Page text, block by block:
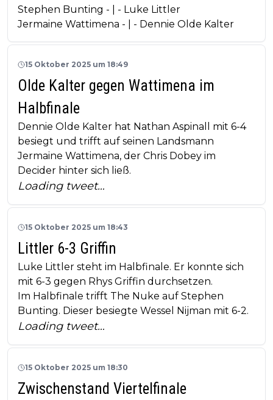
Stephen Bunting - | - Luke Littler
Jermaine Wattimena - | - Dennie Olde Kalter
15 Oktober 2025 um 18:49
Olde Kalter gegen Wattimena im
Halbfinale
Dennie Olde Kalter hat Nathan Aspinall mit 6-4
besiegt und trifft auf seinen Landsmann
Jermaine Wattimena, der Chris Dobey im
Decider hinter sich ließ.
Loading tweet…
15 Oktober 2025 um 18:43
Littler 6-3 Griffin
Luke Littler steht im Halbfinale. Er konnte sich
mit 6-3 gegen Rhys Griffin durchsetzen.
Im Halbfinale trifft The Nuke auf Stephen
Bunting. Dieser besiegte Wessel Nijman mit 6-2.
Loading tweet…
15 Oktober 2025 um 18:30
Zwischenstand Viertelfinale